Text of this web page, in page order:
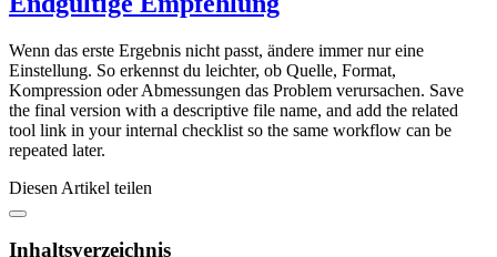
Wenn das erste Ergebnis nicht passt, ändere immer nur eine
Einstellung. So erkennst du leichter, ob Quelle, Format,
Kompression oder Abmessungen das Problem verursachen. Save
the final version with a descriptive file name, and add the related
tool link in your internal checklist so the same workflow can be
repeated later.
Diesen Artikel teilen
Inhaltsverzeichnis